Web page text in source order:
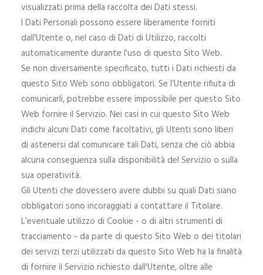
visualizzati prima della raccolta dei Dati stessi.
I Dati Personali possono essere liberamente forniti
dall'Utente o, nel caso di Dati di Utilizzo, raccolti
automaticamente durante l'uso di questo Sito Web.
Se non diversamente specificato, tutti i Dati richiesti da
questo Sito Web sono obbligatori. Se l’Utente rifiuta di
comunicarli, potrebbe essere impossibile per questo Sito
Web fornire il Servizio. Nei casi in cui questo Sito Web
indichi alcuni Dati come facoltativi, gli Utenti sono liberi
di astenersi dal comunicare tali Dati, senza che ciò abbia
alcuna conseguenza sulla disponibilità del Servizio o sulla
sua operatività.
Gli Utenti che dovessero avere dubbi su quali Dati siano
obbligatori sono incoraggiati a contattare il Titolare.
L’eventuale utilizzo di Cookie - o di altri strumenti di
tracciamento - da parte di questo Sito Web o dei titolari
dei servizi terzi utilizzati da questo Sito Web ha la finalità
di fornire il Servizio richiesto dall'Utente, oltre alle